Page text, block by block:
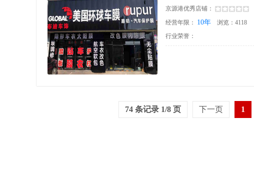
京源港优秀店铺：
经营年限： 10年 浏览：4118
行业荣誉：
74 条记录 1/8 页 下一页 1